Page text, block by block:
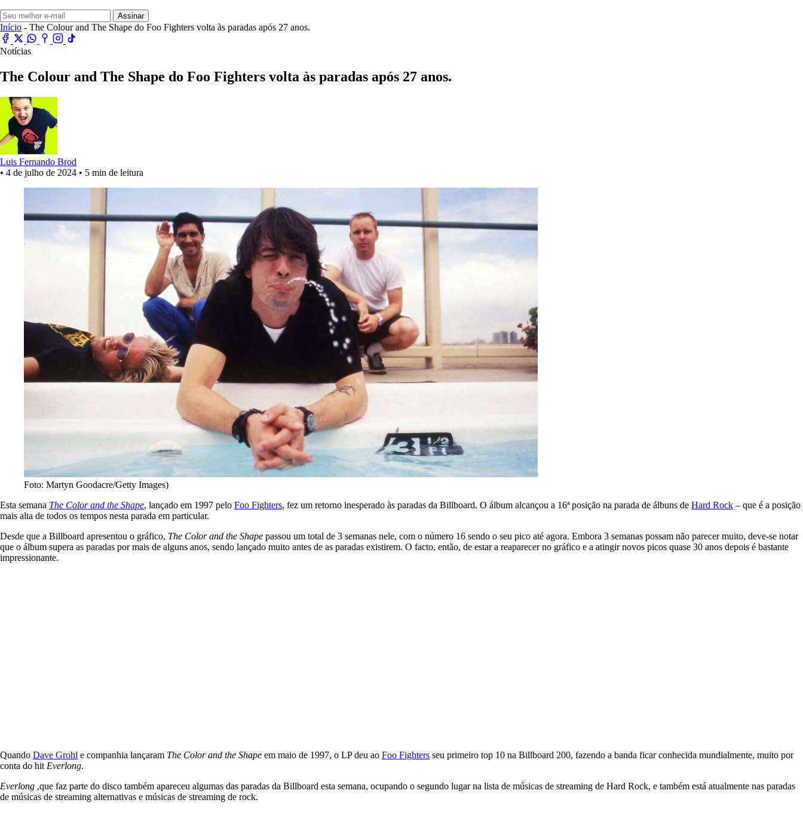
Assinar
Início - The Colour and The Shape do Foo Fighters volta às paradas após 27 anos.
Notícias
The Colour and The Shape do Foo Fighters volta às paradas após 27 anos.
Luis Fernando Brod
• 4 de julho de 2024 • 5 min de leitura
Foto: Martyn Goodacre/Getty Images)
Esta semana The Color and the Shape, lançado em 1997 pelo Foo Fighters, fez um retorno inesperado às paradas da Billboard. O álbum alcançou a 16ª posição na parada de álbuns de Hard Rock – que é a posição
mais alta de todos os tempos nesta parada em particular.
Desde que a Billboard apresentou o gráfico, The Color and the Shape passou um total de 3 semanas nele, com o número 16 sendo o seu pico até agora. Embora 3 semanas possam não parecer muito, deve-se notar
que o álbum supera as paradas por mais de alguns anos, sendo lançado muito antes de as paradas existirem. O facto, então, de estar a reaparecer no gráfico e a atingir novos picos quase 30 anos depois é bastante
impressionante.
Quando Dave Grohl e companhia lançaram The Color and the Shape em maio de 1997, o LP deu ao Foo Fighters seu primeiro top 10 na Billboard 200, fazendo a banda ficar conhecida mundialmente, muito por
conta do hit Everlong.
Everlong ,que faz parte do disco também apareceu algumas das paradas da Billboard esta semana, ocupando o segundo lugar na lista de músicas de streaming de Hard Rock, e também está atualmente nas paradas
de músicas de streaming alternativas e músicas de streaming de rock.